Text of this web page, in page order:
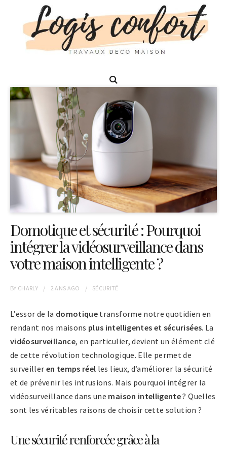
Domotique et sécurité : Pourquoi
intégrer la vidéosurveillance dans
votre maison intelligente ?
BY CHARLY 2 ANS AGO SÉCURITÉ
L’essor de la domotique transforme notre quotidien en
rendant nos maisons plus intelligentes et sécurisées. La
vidéosurveillance, en particulier, devient un élément clé
de cette révolution technologique. Elle permet de
surveiller en temps réel les lieux, d’améliorer la sécurité
et de prévenir les intrusions. Mais pourquoi intégrer la
vidéosurveillance dans une maison intelligente? Quelles
sont les véritables raisons de choisir cette solution ?
Une sécurité renforcée grâce à la